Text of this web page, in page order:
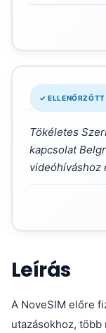
✓
„
Tökéletes
kapcsolat
videóhíváshoz
Leírás
A NoveSIM előre
utazásokhoz,